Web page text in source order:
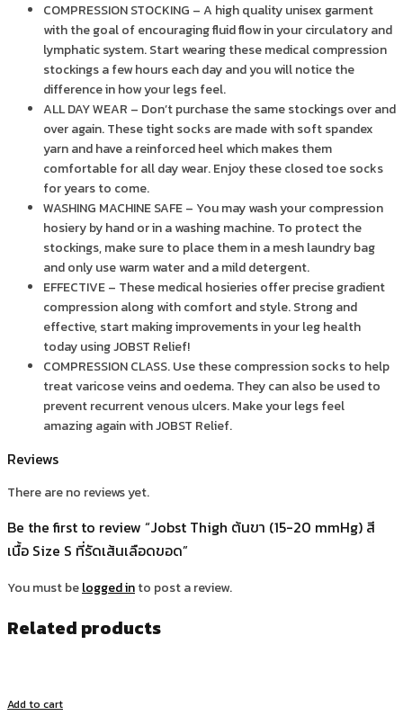
Size
รัด
เส้นเลือด
ขอด
quantity
COMPRESSION STOCKING – A high quality unisex garment
with the goal of encouraging fluid flow in your circulatory and
lymphatic system. Start wearing these medical compression
stockings a few hours each day and you will notice the
difference in how your legs feel.
ALL DAY WEAR – Don’t purchase the same stockings over and
over again. These tight socks are made with soft spandex
yarn and have a reinforced heel which makes them
comfortable for all day wear. Enjoy these closed toe socks
for years to come.
WASHING MACHINE SAFE – You may wash your compression
hosiery by hand or in a washing machine. To protect the
stockings, make sure to place them in a mesh laundry bag
and only use warm water and a mild detergent.
EFFECTIVE – These medical hosieries offer precise gradient
compression along with comfort and style. Strong and
effective, start making improvements in your leg health
today using JOBST Relief!
COMPRESSION CLASS. Use these compression socks to help
treat varicose veins and oedema. They can also be used to
prevent recurrent venous ulcers. Make your legs feel
amazing again with JOBST Relief.
Reviews
There are no reviews yet.
Be the first to review “Jobst Thigh ต้นขา (15-20 mmHg) สี
เนื้อ Size S ที่รัดเส้นเลือดขอด”
You must belogged into post a review.
Related products
Add to cart